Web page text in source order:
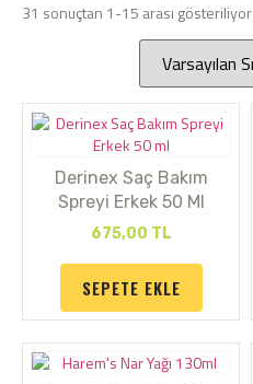
31 sonuçtan 1-15 arası gösteriliyor
Derinex Saç Bakım
Spreyi Erkek 50 Ml
675,00 TL
SEPETE EKLE